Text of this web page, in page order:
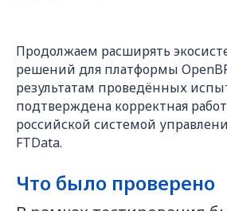
Продолжаем расширять
решений для платформы
результатам проведённых
подтверждена корректная
российской системой
FTData.
Что было проверено